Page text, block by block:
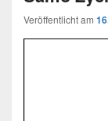
Veröffentlicht am